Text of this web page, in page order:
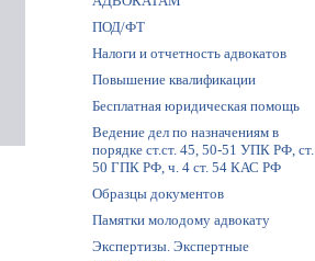
ПОД/ФТ
Налоги и отчетность адвокатов
Повышение квалификации
Бесплатная юридическая помощь
Ведение дел по назначениям в
порядке ст.ст. 45, 50-51 УПК РФ, ст.
50 ГПК РФ, ч. 4 ст. 54 КАС РФ
Образцы документов
Памятки молодому адвокату
Экспертизы. Экспертные